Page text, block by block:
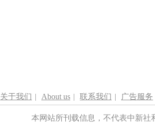
关于我们 | About us | 联系我们 | 广告服务
本网站所刊载信息，不代表中新